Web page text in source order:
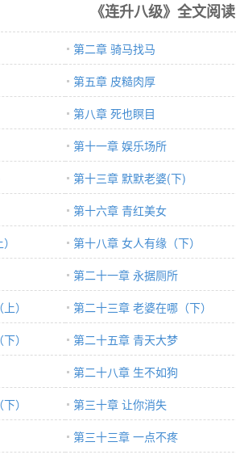
《连升八级》全文阅读
第二章 骑马找马
第五章 皮糙肉厚
第八章 死也瞑目
第十一章 娱乐场所
第十三章 默默老婆(下)
第十六章 青红美女
第十八章 女人有缘（下）
第二十一章 永据厕所
）
第二十三章 老婆在哪（下）
）
第二十五章 青天大梦
第二十八章 生不如狗
）
第三十章 让你消失
第三十三章 一点不疼